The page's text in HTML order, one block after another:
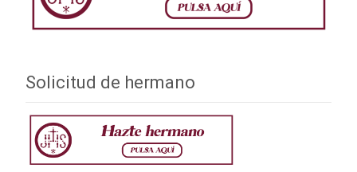
Solicitud de hermano